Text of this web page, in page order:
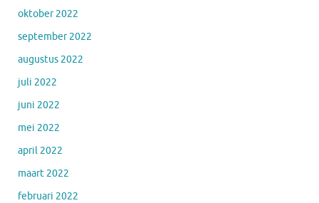
oktober 2022
september 2022
augustus 2022
juli 2022
juni 2022
mei 2022
april 2022
maart 2022
februari 2022